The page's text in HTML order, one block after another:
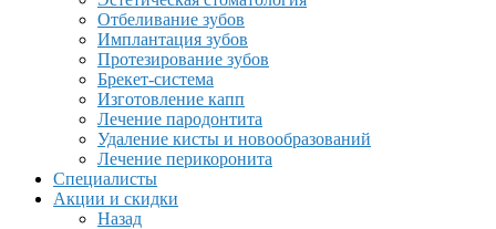
Отбеливание зубов
Имплантация зубов
Протезирование зубов
Брекет-система
Изготовление капп
Лечение пародонтита
Удаление кисты и новообразований
Лечение перикоронита
Специалисты
Акции и скидки
Назад